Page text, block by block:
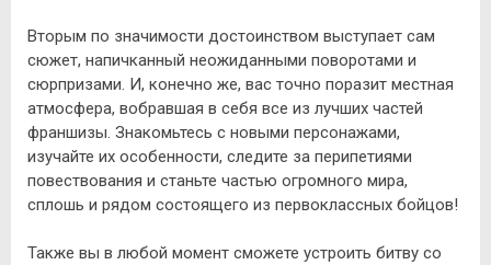
Вторым по значимости достоинством выступает сам
сюжет, напичканный неожиданными поворотами и
сюрпризами. И, конечно же, вас точно поразит местная
атмосфера, вобравшая в себя все из лучших частей
франшизы. Знакомьтесь с новыми персонажами,
изучайте их особенности, следите за перипетиями
повествования и станьте частью огромного мира,
сплошь и рядом состоящего из первоклассных бойцов!
Также вы в любой момент сможете устроить битву со